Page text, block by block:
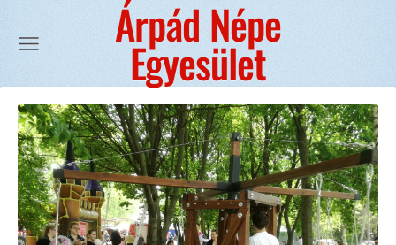
Árpád Népe
Egyesület